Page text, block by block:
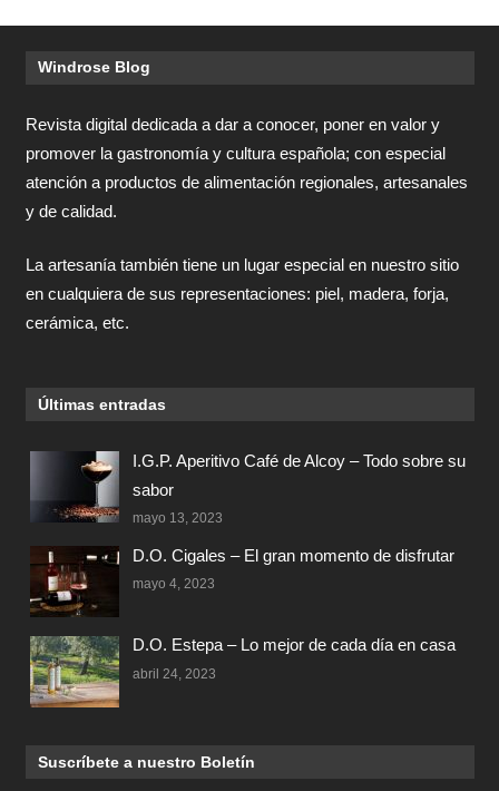
Windrose Blog
Revista digital dedicada a dar a conocer, poner en valor y
promover la gastronomía y cultura española; con especial
atención a productos de alimentación regionales, artesanales
y de calidad.
La artesanía también tiene un lugar especial en nuestro sitio
en cualquiera de sus representaciones: piel, madera, forja,
cerámica, etc.
Últimas entradas
I.G.P. Aperitivo Café de Alcoy – Todo sobre su
sabor
mayo 13, 2023
D.O. Cigales – El gran momento de disfrutar
mayo 4, 2023
D.O. Estepa – Lo mejor de cada día en casa
abril 24, 2023
Suscríbete a nuestro Boletín